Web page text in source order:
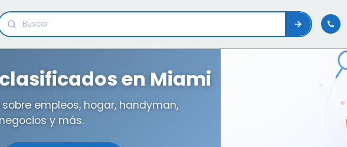
en Miami
empleos, hogar, handyman,
y más.